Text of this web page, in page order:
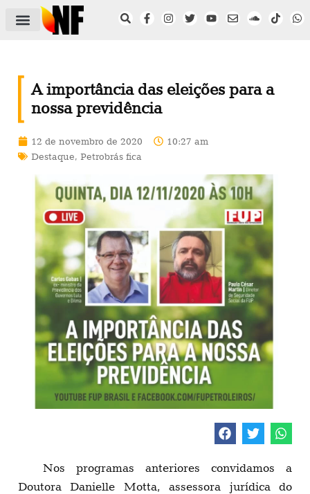
A importância das eleições para a
nossa previdência
12 de novembro de 2020
10:27 am
Destaque, Petrobrás fica
Nos programas anteriores convidamos a
Doutora Danielle Motta, assessora jurídica do